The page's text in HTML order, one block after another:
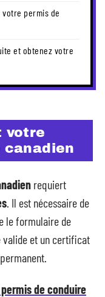
permis de
et obtenez votre
votre
canadien
requiert
. Il est nécessaire de
le formulaire de
valide et un certificat
de conduire